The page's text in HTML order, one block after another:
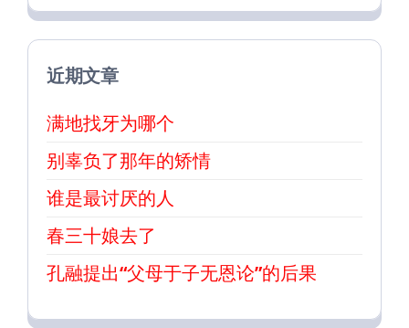
近期文章
满地找牙为哪个
别辜负了那年的矫情
谁是最讨厌的人
春三十娘去了
孔融提出“父母于子无恩论”的后果